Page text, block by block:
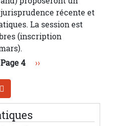
récente et
La session est
(inscription
précédente
Page 4 Page suivante
››